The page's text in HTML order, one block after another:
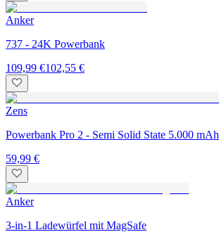
Anker
737 - 24K Powerbank
109,99 €102,55 €
Zens
Powerbank Pro 2 - Semi Solid State 5.000 mAh
59,99 €
Anker
3-in-1 Ladewürfel mit MagSafe